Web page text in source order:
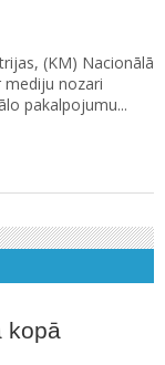
(KM) Nacionālā
mediju nozari
pakalpojumu...
kopā